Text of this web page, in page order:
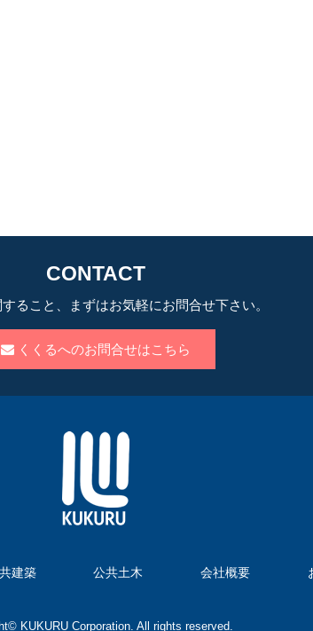
CONTACT
ること、まずはお気軽にお問合せ下さい。
くくるへのお問合せはこちら
建築 公共土木 会社概要
KUKURU Corporation. All rights reserved.